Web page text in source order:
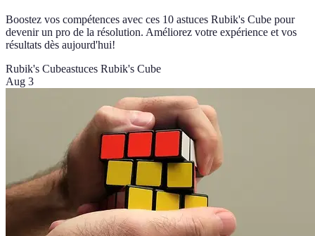
Boostez vos compétences avec ces 10 astuces Rubik's Cube pour
devenir un pro de la résolution. Améliorez votre expérience et vos
résultats dès aujourd'hui!
Rubik's Cubeastuces Rubik's Cube
Aug 3